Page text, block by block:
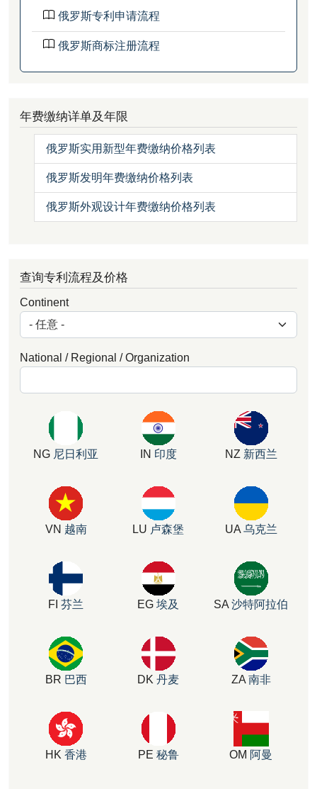
俄罗斯专利申请流程
俄罗斯商标注册流程
年费缴纳详单及年限
俄罗斯实用新型年费缴纳价格列表
俄罗斯发明年费缴纳价格列表
俄罗斯外观设计年费缴纳价格列表
查询专利流程及价格
Continent
National / Regional / Organization
NG 尼日利亚 IN 印度 NZ 新西兰
VN 越南 LU 卢森堡 UA 乌克兰
FI 芬兰 EG 埃及 SA 沙特阿拉伯
BR 巴西 DK 丹麦 ZA 南非
HK 香港 PE 秘鲁 OM 阿曼